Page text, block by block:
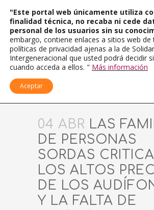
04 ABR LAS
DE PERSONAS
SORDAS
LOS ALTOS
DE LOS
Y LA FALTA DE
"Este portal web únicamente utiliza
finalidad técnica, no recaba ni cede
personal de los usuarios sin su
embargo, contiene enlaces a sitios web de
políticas de privacidad ajenas a la de
Intergeneracional que usted podrá decidir
cuando acceda a ellos. " Más información
Aceptar